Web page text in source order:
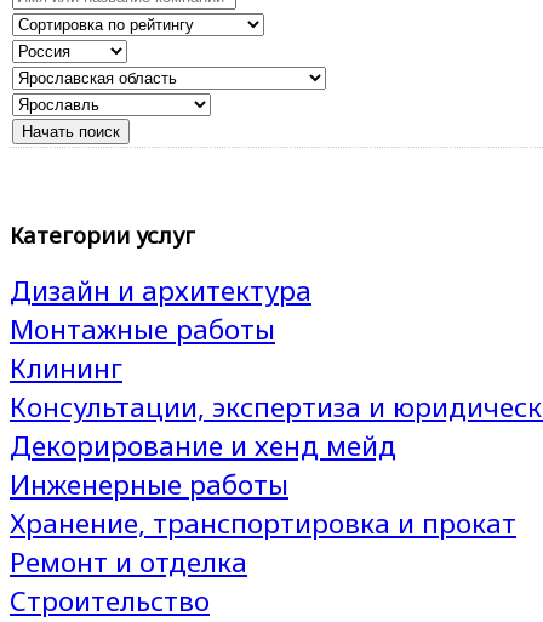
Категории услуг
Дизайн и архитектура
Монтажные работы
Клининг
Консультации, экспертиза и
Декорирование и хенд мейд
Инженерные работы
Хранение, транспортировка и прокат
Ремонт и отделка
Строительство